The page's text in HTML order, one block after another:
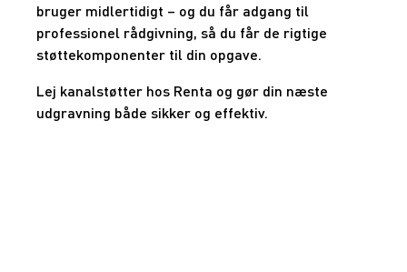
bruger midlertidigt – og du får adgang til
professionel rådgivning, så du får de rigtige
støttekomponenter til din opgave.
Lej kanalstøtter hos Renta og gør din næste
udgravning både sikker og effektiv.